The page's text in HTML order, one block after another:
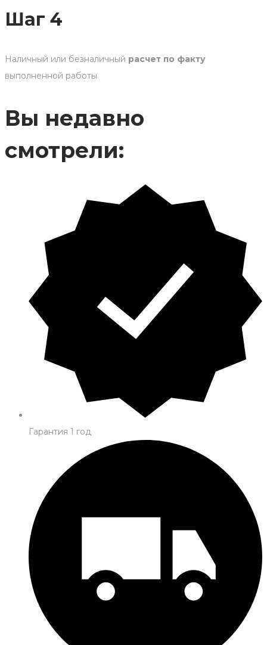
Шаг 4
Наличный или безналичный расчет по факту
выполненной работы
Вы недавно
смотрели:
Гарантия 1 год